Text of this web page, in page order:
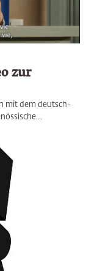
zur
mit dem deutsch-